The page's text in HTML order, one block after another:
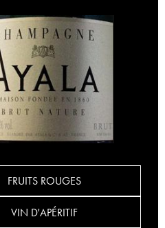
FRUITS ROUGES
VIN D'APÉRITIF